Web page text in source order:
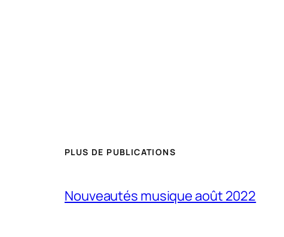
PLUS DE PUBLICATIONS
Nouveautés musique août 2022